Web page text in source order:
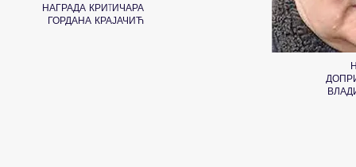
НАГРАДА КРИTИЧАРА
ГОРДАНА КРАЈАЧИЋ